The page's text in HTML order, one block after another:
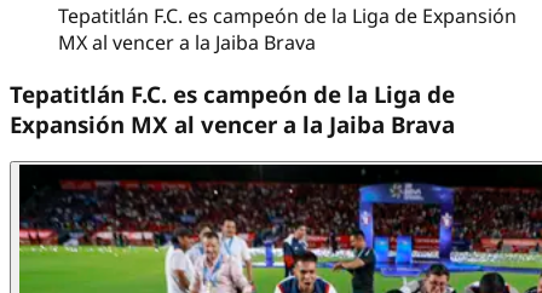
Tepatitlán F.C. es campeón de la Liga de Expansión
MX al vencer a la Jaiba Brava
Tepatitlán F.C. es campeón de la Liga de
Expansión MX al vencer a la Jaiba Brava